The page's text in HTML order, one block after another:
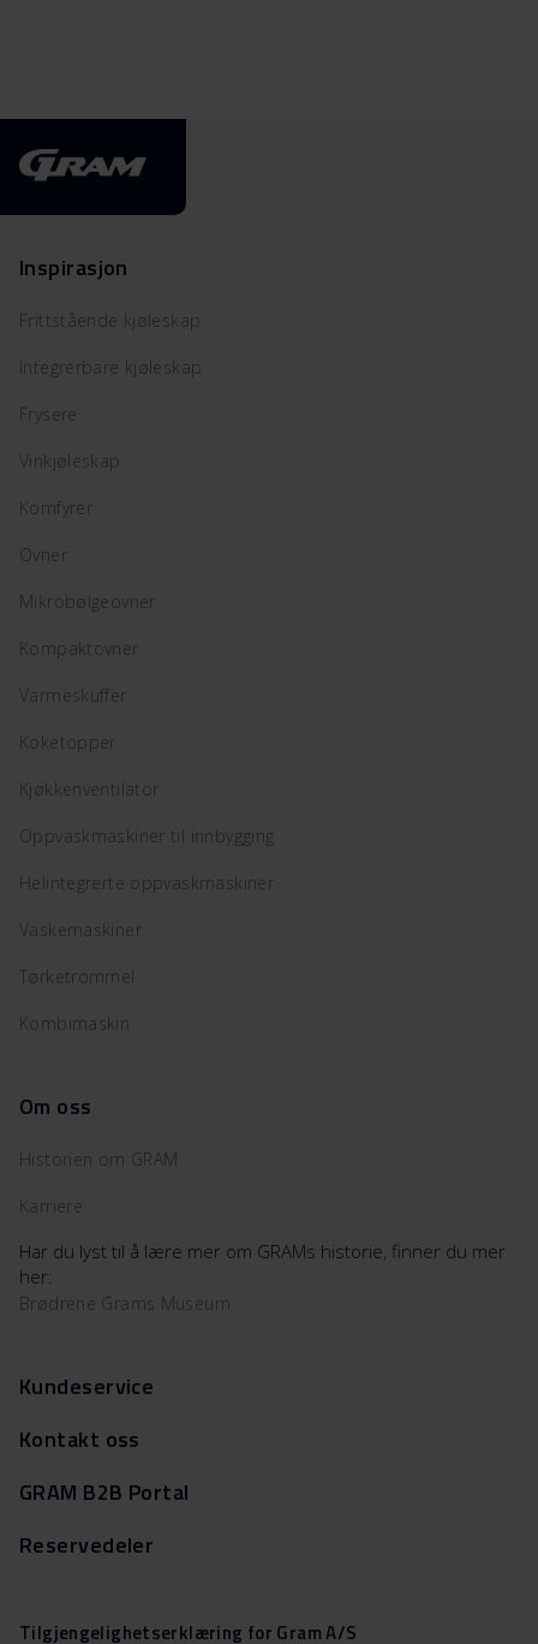
Inspirasjon
Frittstående kjøleskap
Integrerbare kjøleskap
Frysere
Vinkjøleskap
Komfyrer
Ovner
Mikrobølgeovner
Kompaktovner
Varmeskuffer
Koketopper
Kjøkkenventilator
Oppvaskmaskiner til innbygging
Helintegrerte oppvaskmaskiner
Vaskemaskiner
Tørketrommel
Kombimaskin
Om oss
Historien om GRAM
Karriere
Har du lyst til å lære mer om GRAMs historie, finner du mer
her:
Brødrene Grams Museum
Kundeservice
Kontakt oss
GRAM B2B Portal
Reservedeler
Tilgjengelighetserklæring for Gram A/S